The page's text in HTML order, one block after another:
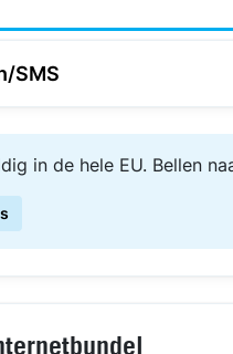
SMS
in de hele EU. Bellen